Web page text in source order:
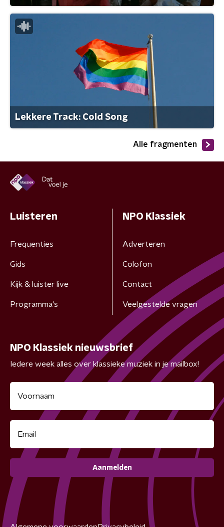
Lekkere Track: Cold Song
Alle fragmenten
Luisteren
Frequenties
Gids
Kijk & luister live
Programma's
NPO Klassiek
Adverteren
Colofon
Contact
Veelgestelde vragen
NPO Klassiek nieuwsbrief
Iedere week alles over klassieke muziek in je mailbox!
Aanmelden